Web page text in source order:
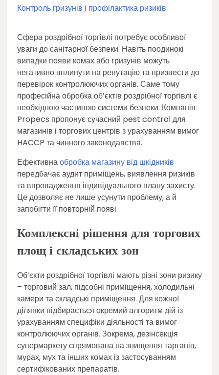
Контроль гризунів і профілактика ризиків
Сфера роздрібної торгівлі потребує особливої
уваги до санітарної безпеки. Навіть поодинокі
випадки появи комах або гризунів можуть
негативно вплинути на репутацію та призвести до
перевірок контролюючих органів. Саме тому
професійна обробка об’єктів роздрібної торгівлі є
необхідною частиною системи безпеки. Компанія
Propecs пропонує сучасний pest control для
магазинів і торгових центрів з урахуванням вимог
HACCP та чинного законодавства.
Ефективнаобробка магазину від шкідників
передбачає аудит приміщень, виявлення ризиків
та впровадження індивідуального плану захисту.
Це дозволяє не лише усунути проблему, а й
запобігти її повторній появі.
Комплексні рішення для торгових
площ і складських зон
Об’єкти роздрібної торгівлі мають різні зони ризику
– торговий зал, підсобні приміщення, холодильні
камери та складські приміщення. Для кожної
ділянки підбирається окремий алгоритм дій із
урахуванням специфіки діяльності та вимог
контролюючих органів. Зокрема, дезінсекція
супермаркету спрямована на знищення тарганів,
мурах, мух та інших комах із застосуванням
сертифікованих препаратів.